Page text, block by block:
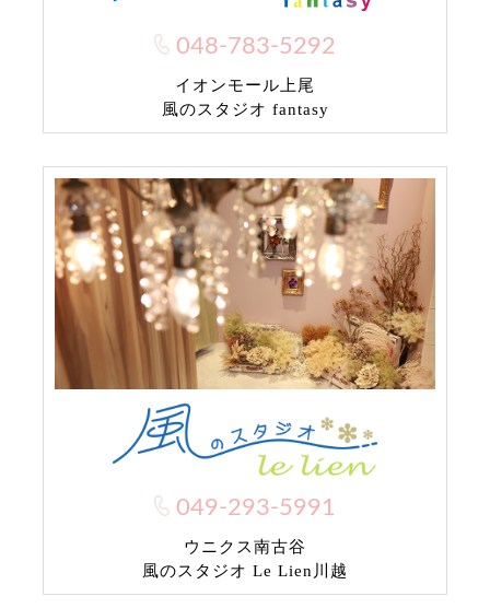
048-783-5292
イオンモール上尾
風のスタジオ fantasy
049-293-5991
ウニクス南古谷
風のスタジオ Le Lien川越